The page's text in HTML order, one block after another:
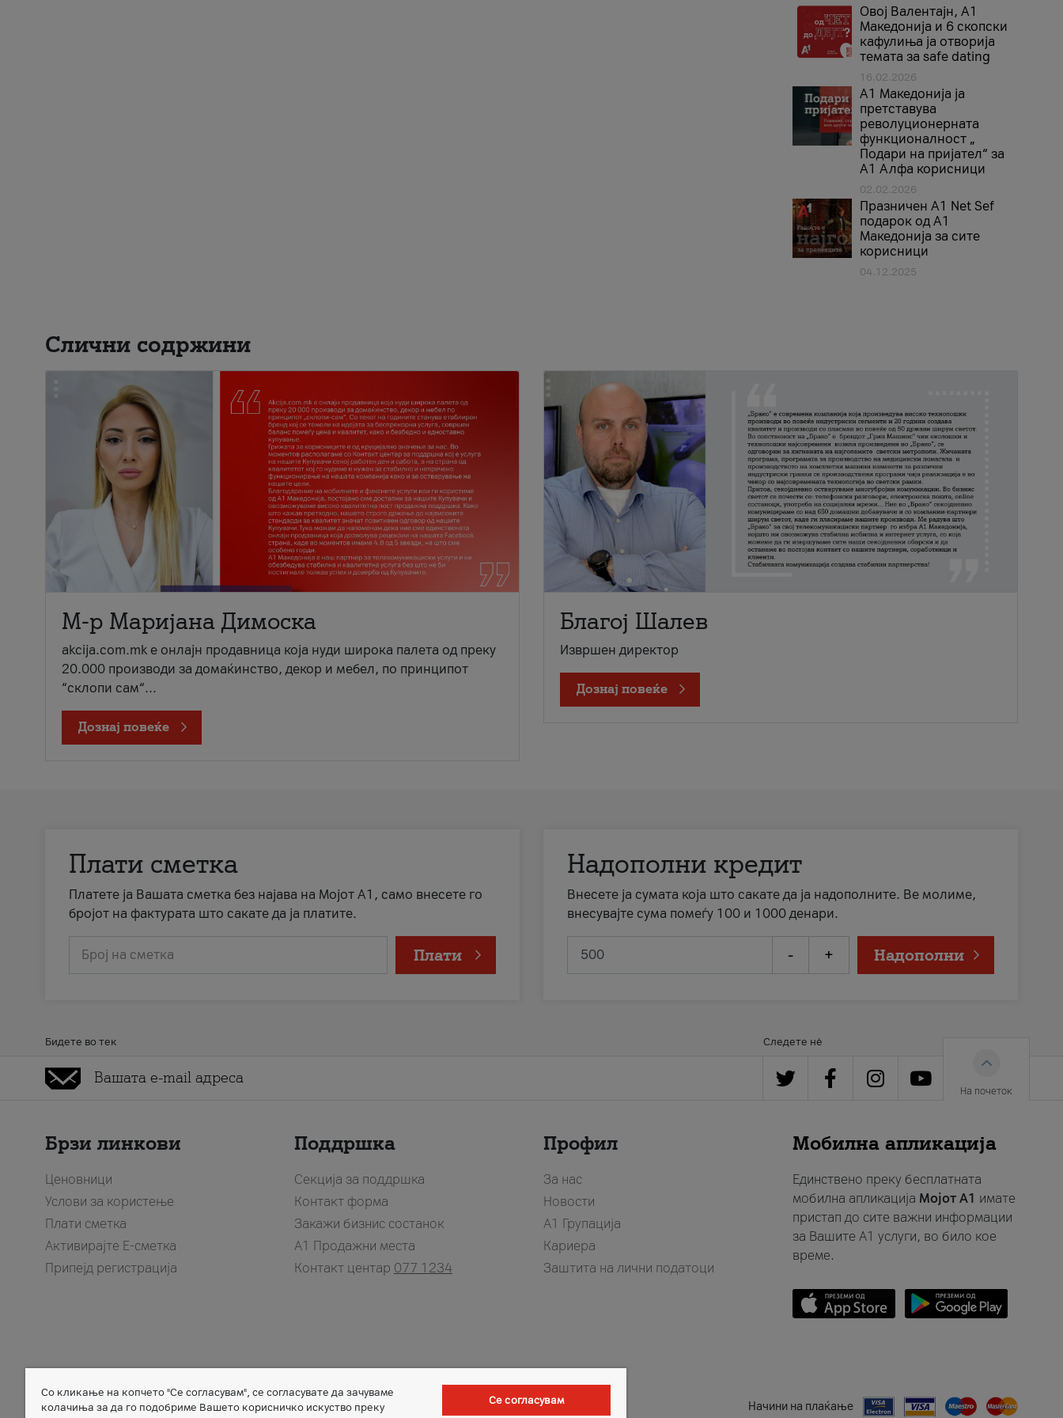
Овој Валентајн, A1
Македонија и 6 скопски
кафулиња ја отворија
темата за safe dating
16.02.2026
А1 Македонија ја
претставува
револуционерната
функционалност „
Подари на пријател“ за
А1 Алфа корисници
02.02.2026
Празничен A1 Net Sеf
подарок од А1
Македонија за сите
корисници
04.12.2025
Слични содржини
М-р Маријана Димоска
akcija.com.mk е онлајн продавница која нуди широка палета од преку
20.000 производи за домаќинство, декор и мебел, по принципот
“склопи сам“...
Дознај повеќе
Благој Шалев
Извршен директор
Дознај повеќе
Плати сметка
Платете ја Вашата сметка без најава на Мојот А1, само внесете го
бројот на фактурата што сакате да ја платите.
Број на сметка Плати
Надополни кредит
Внесете ја сумата која што сакате да ја надополните. Ве молиме,
внесувајте сума помеѓу 100 и 1000 денари.
- + Надополни
Бидете во тек Следете нè
На почеток
Брзи линкови
Ценовници
Услови за користење
Плати сметка
Активирајте Е-сметка
Припејд регистрација
Поддршка
Секција за поддршка
Контакт форма
Закажи бизнис состанок
A1 Продажни места
Контакт центар 077 1234
Профил
За нас
Новости
А1 Групација
Кариера
Заштита на лични податоци
Мобилна апликација
Единствено преку бесплатната
мобилна апликација Мојот A1 имате
пристап до сите важни информации
за Вашите A1 услуги, во било кое
време.
Member of Начини на плаќање
Со кликање на копчето "Се согласувам", се согласувате да зачуваме
колачиња за да го подобриме Вашето корисничко искуство преку
Се согласувам